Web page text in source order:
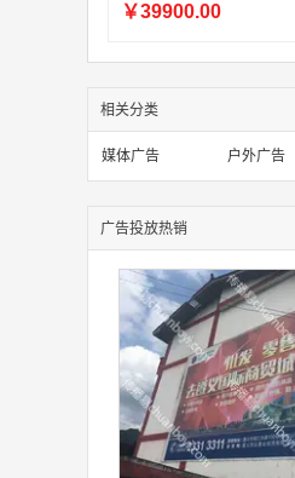
￥39900.00
相关分类
媒体广告 户外广告
广告投放热销